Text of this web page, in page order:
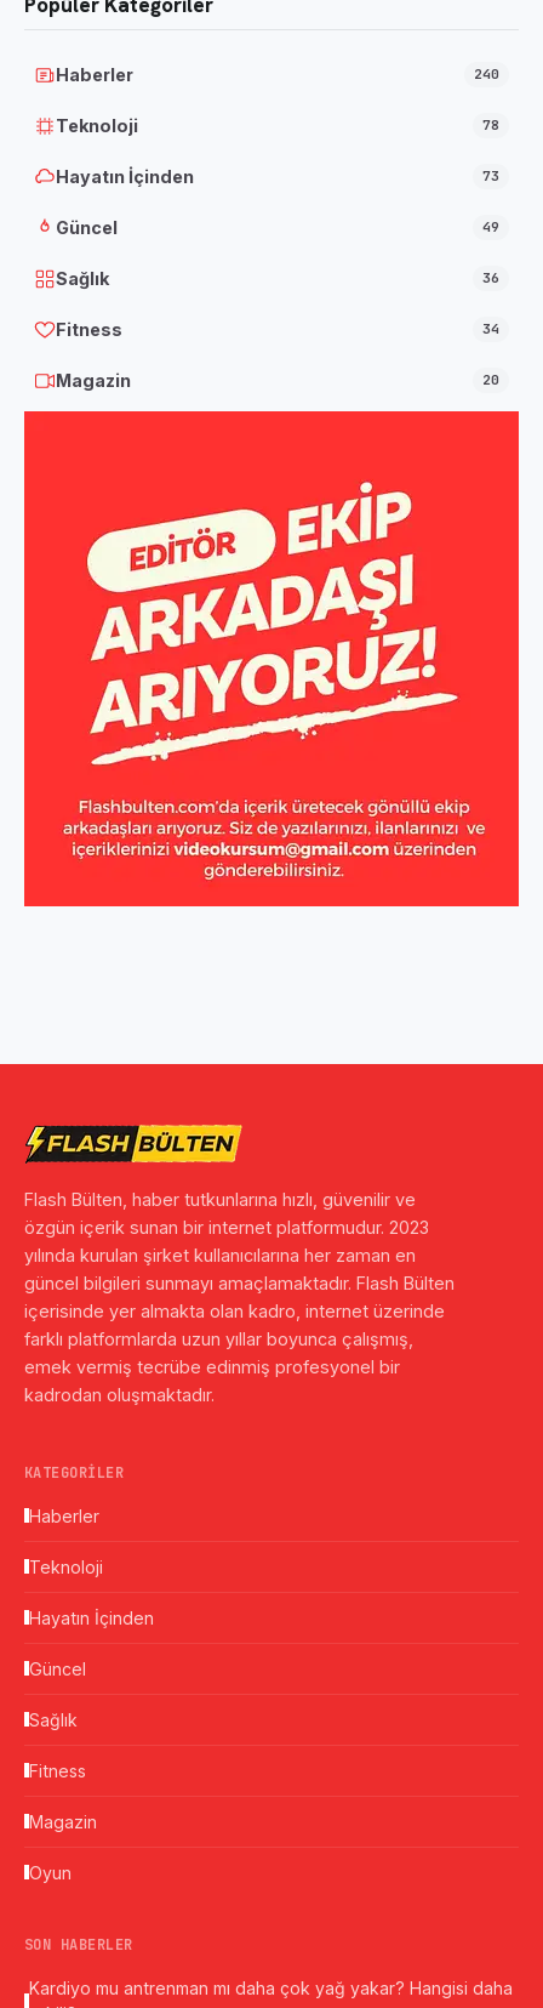
Haberler 240
Teknoloji 78
Hayatın İçinden 73
Güncel 49
Sağlık 36
Fitness 34
Magazin 20
Flash Bülten, haber tutkunlarına hızlı, güvenilir ve
özgün içerik sunan bir internet platformudur. 2023
yılında kurulan şirket kullanıcılarına her zaman en
güncel bilgileri sunmayı amaçlamaktadır. Flash Bülten
içerisinde yer almakta olan kadro, internet üzerinde
farklı platformlarda uzun yıllar boyunca çalışmış,
emek vermiş tecrübe edinmiş profesyonel bir
kadrodan oluşmaktadır.
KATEGORILER
Haberler
Teknoloji
Hayatın İçinden
Güncel
Sağlık
Fitness
Magazin
Oyun
SON HABERLER
Kardiyo mu antrenman mı daha çok yağ yakar? Hangisi daha